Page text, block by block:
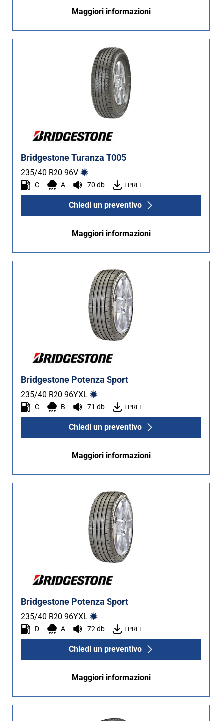
Maggiori informazioni
Bridgestone Turanza T005
235/40 R20 96V
C A 70 db EPREL
Chiedi un preventivo
Maggiori informazioni
Bridgestone Potenza Sport
235/40 R20 96YXL
C B 71 db EPREL
Chiedi un preventivo
Maggiori informazioni
Bridgestone Potenza Sport
235/40 R20 96YXL
D A 72 db EPREL
Chiedi un preventivo
Maggiori informazioni